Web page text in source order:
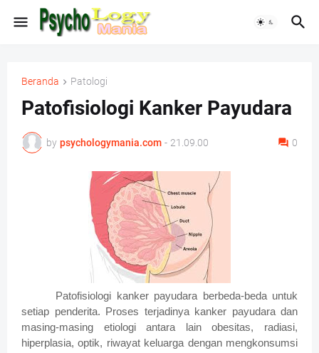
Beranda Patologi
Patofisiologi Kanker Payudara
by psychologymania.com - 21.09.00 0
Patofisiologi kanker payudara berbeda-beda untuk
setiap penderita. Proses terjadinya kanker payudara dan
masing-masing etiologi antara lain obesitas, radiasi,
hiperplasia, optik, riwayat keluarga dengan mengkonsumsi